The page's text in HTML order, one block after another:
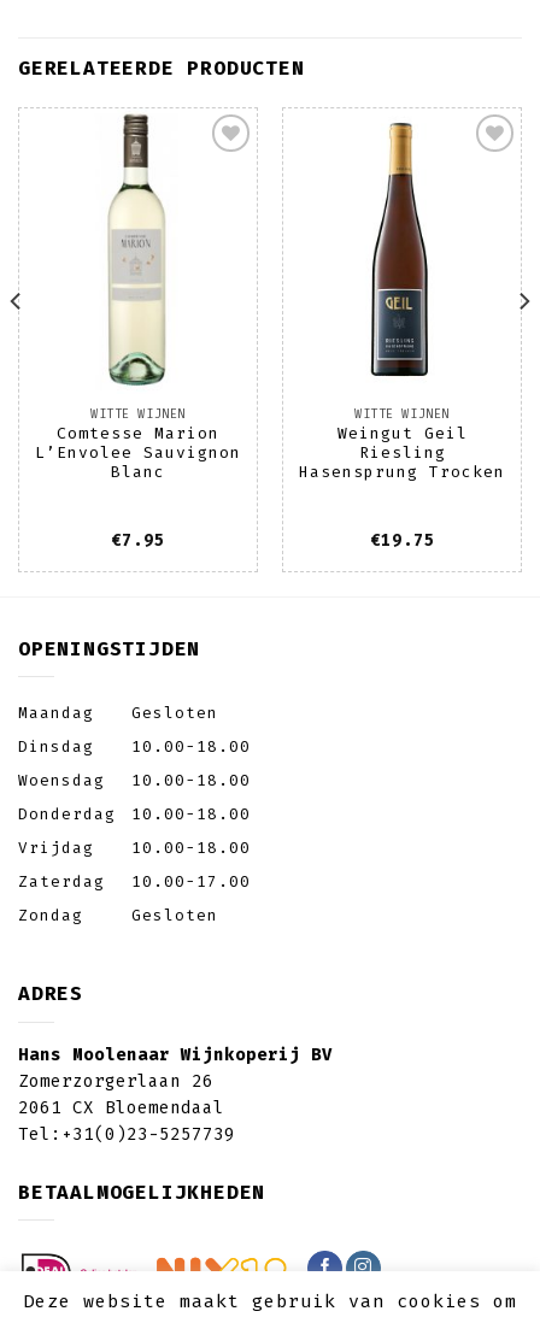
GERELATEERDE PRODUCTEN
wenslijst
WITTE WIJNEN
Comtesse Marion
L’Envolee Sauvignon
Blanc
€7.95
WITTE WIJNEN
Weingut Geil
Riesling
Hasensprung Trocken
€19.75
OPENINGSTIJDEN
Maandag
Gesloten
Dinsdag
10.00-18.00
Woensdag
10.00-18.00
Donderdag
10.00-18.00
Vrijdag
10.00-18.00
Zaterdag
10.00-17.00
Zondag
Gesloten
ADRES
Hans Moolenaar Wijnkoperij BV
Zomerzorgerlaan 26
2061 CX Bloemendaal
Tel: +31(0)23-5257739
BETAALMOGELIJKHEDEN
Deze website maakt gebruik van cookies om